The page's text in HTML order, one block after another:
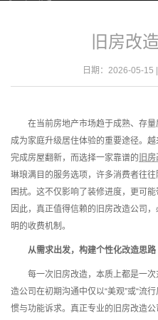
旧房改
日期：2026-05-15 |
在当前房地产市场趋于成熟、存量
成为家庭升级居住体验的重要途径。
完成房屋翻新，而选择一家靠谱的 旧
琳琅满目的服务选项，许多消费者往
困扰。这不仅影响了装修进度，更可
因此，真正值得信赖的旧房改造公司
明的收费机制。
从需求出发，构建个性化改造思路
每一次旧房改造，本质上都是一次
造公司在初期沟通中仅以“美观”或“流
惯与功能诉求。真正专业的旧房改造